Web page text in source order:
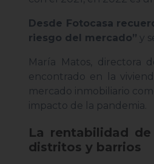
Desde Fotocasa
riesgo del mercado” y
María Matos, directora
encontrado en la
mercado inmobiliario
impacto de la pandemia.
La rentabilidad
distritos y barrios